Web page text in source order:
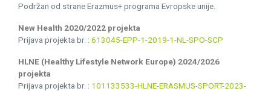
Podržan od strane Erazmus+ programa Evropske unije.
New Health 2020/2022 projekta
Prijava projekta br. : 613045-EPP-1-2019-1-NL-SPO-SCP
HLNE (Healthy Lifestyle Network Europe) 2024/2026
projekta
Prijava projekta br. : 101133533-HLNE-ERASMUS-SPORT-2023-